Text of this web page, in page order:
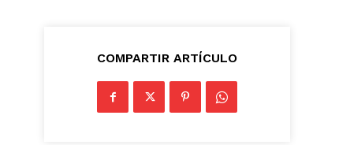
COMPARTIR ARTÍCULO